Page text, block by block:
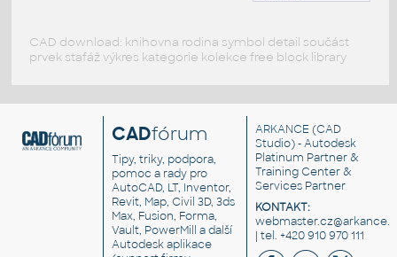
CAD download: knihovna rodina symbol detail součást
prvek stafáž výkres kategorie kolekce free block library
CADfórum
Tipy, triky, podpora,
pomoc a rady pro
AutoCAD, LT, Inventor,
Revit, Map, Civil 3D, 3ds
Max, Fusion, Forma,
Vault, PowerMill a další
Autodesk aplikace
ARKANCE (CAD
Studio) - Autodesk
Platinum Partner &
Training Center &
Services Partner
KONTAKT:
| tel. +420 910 970 111